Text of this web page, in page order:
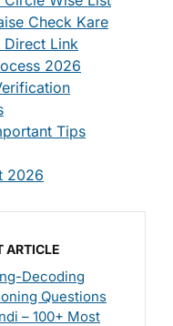
Check Kare
Direct Link
2026
Tips
2026
ARTICLE
Decoding
Questions
– 100+ Most